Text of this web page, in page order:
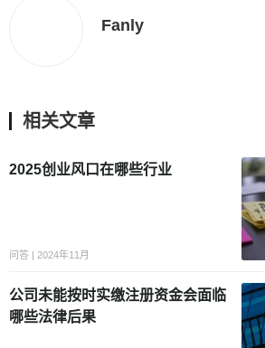
Fanly
相关文章
2025创业风口在哪些行业
问答 | 2024年11月
公司未能按时实缴注册资金会面临
哪些法律后果